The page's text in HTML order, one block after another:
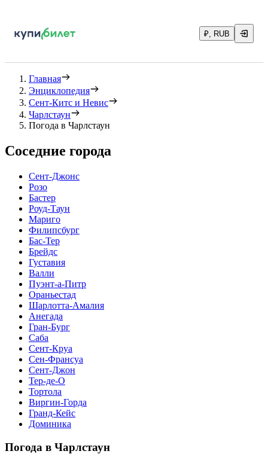
₽, RUB
Главная
Энциклопедия
Сент-Китс и Невис
Чарлстаун
Погода в Чарлстаун
Соседние города
Сент-Джонс
Розо
Бастер
Роуд-Таун
Мариго
Филипсбург
Бас-Тер
Брейдс
Густавия
Валли
Пуэнт-а-Питр
Ораньестад
Шарлотта-Амалия
Анегада
Гран-Бург
Саба
Сент-Круа
Сен-Франсуа
Сент-Джон
Тер-де-О
Тортола
Виргин-Горда
Гранд-Кейс
Доминика
Погода в Чарлстаун